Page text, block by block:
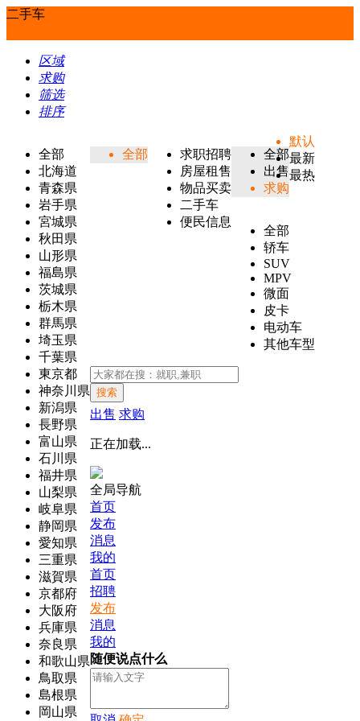
二手车
区域
求购
筛选
排序
全部
北海道
青森県
岩手県
宮城県
秋田県
山形県
福島県
茨城県
栃木県
群馬県
埼玉県
千葉県
東京都
神奈川県
新潟県
長野県
富山県
石川県
福井県
山梨県
岐阜県
静岡県
愛知県
三重県
滋賀県
京都府
大阪府
兵庫県
奈良県
和歌山県
鳥取県
島根県
岡山県
全部
求职招聘
房屋租售
物品买卖
二手车
便民信息
全部
出售
求购
全部
轿车
SUV
MPV
微面
皮卡
电动车
其他车型
默认
最新
最热
搜索
出售 求购
正在加载...
全局导航
首页
发布
消息
我的
首页
招聘
发布
消息
我的
随便说点什么